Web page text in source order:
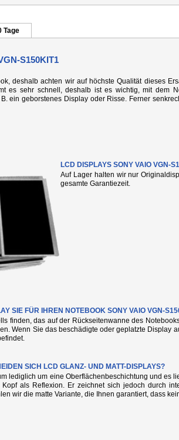
Tage
S150KIT1
deshalb achten wir auf höchste Qualität dieses
es sehr schnell, deshalb ist es wichtig, mit dem
ein geborstenes Display oder Risse. Ferner
LCD DISPLAYS SONY VAIO VGN-
Auf Lager halten wir nur
gesamte Garantiezeit.
SIE FÜR IHREN NOTEBOOK SONY VAIO VGN-
finden, das auf der Rückseitenwanne des
Wenn Sie das beschädigte oder geplatzte
SICH LCD GLANZ- UND MATT-DISPLAYS?
lediglich um eine Oberflächenbeschichtung und es
als Reflexion. Er zeichnet sich jedoch durch
wir die matte Variante, die Ihnen garantiert, dass